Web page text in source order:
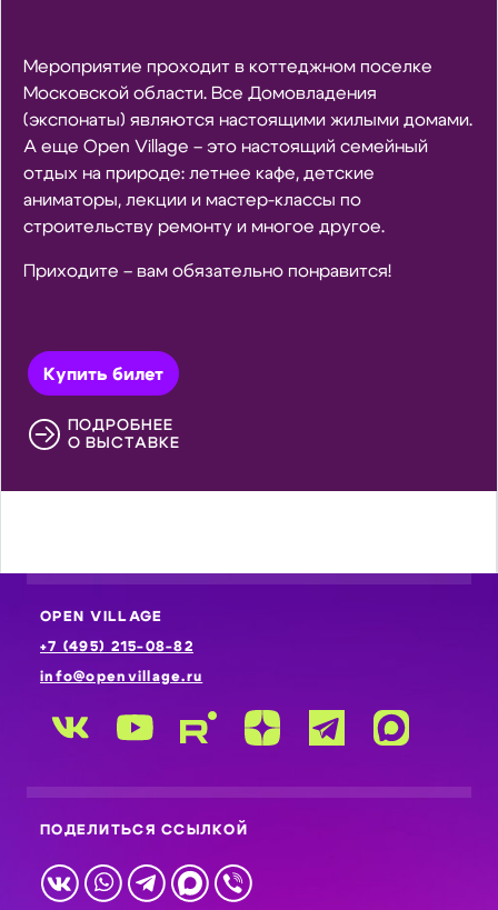
Мероприятие проходит в коттеджном поселке
Московской области. Все Домовладения
(экспонаты) являются настоящими жилыми домами.
А еще Open Village – это настоящий семейный
отдых на природе: летнее кафе, детские
аниматоры, лекции и мастер-классы по
строительству ремонту и многое другое.
Приходите – вам обязательно понравится!
Купить билет
ПОДРОБНЕЕ
О ВЫСТАВКЕ
OPEN VILLAGE
+7 (495) 215-08-82
info@openvillage.ru
ПОДЕЛИТЬСЯ ССЫЛКОЙ